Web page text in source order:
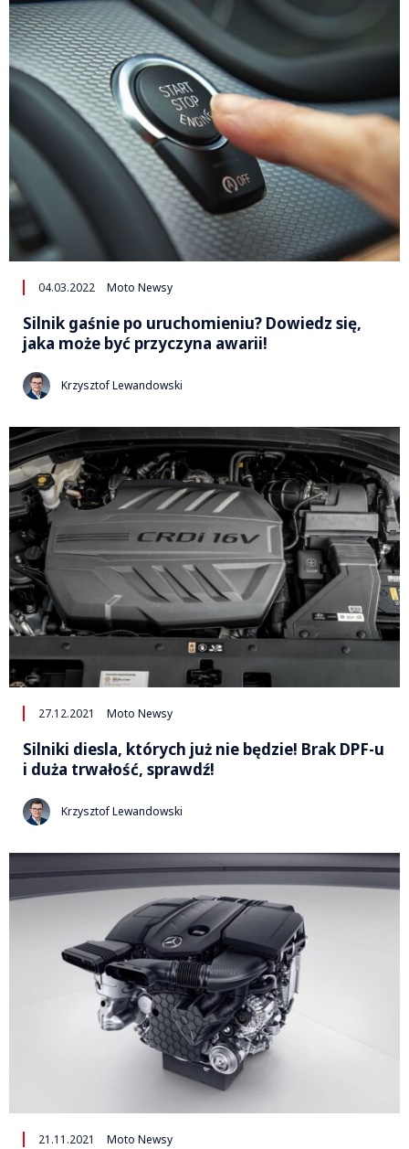
04.03.2022 Moto Newsy
Silnik gaśnie po uruchomieniu? Dowiedz się,
jaka może być przyczyna awarii!
Krzysztof Lewandowski
27.12.2021 Moto Newsy
Silniki diesla, których już nie będzie! Brak DPF-u
i duża trwałość, sprawdź!
Krzysztof Lewandowski
21.11.2021 Moto Newsy